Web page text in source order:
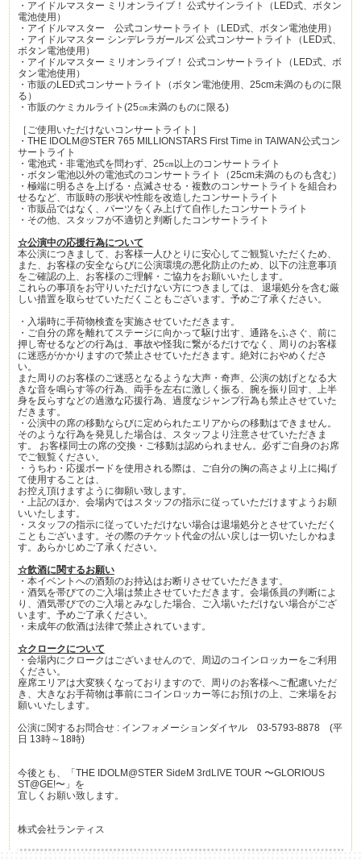
・アイドルマスター ミリオンライブ！ 公式サインライト（LED式、ボタン
電池使用）
・アイドルマスター 公式コンサートライト（LED式、ボタン電池使用）
・アイドルマスター シンデレラガールズ 公式コンサートライト（LED式、
ボタン電池使用）
・アイドルマスター ミリオンライブ！ 公式コンサートライト（LED式、ボ
タン電池使用）
・市販のLED式コンサートライト（ボタン電池使用、25cm未満のものに限
る）
・市販のケミカルライト(25㎝未満のものに限る)
［ご使用いただけないコンサートライト］
・THE IDOLM@STER 765 MILLIONSTARS First Time in TAIWAN公式コン
サートライト
・電池式・非電池式を問わず、25㎝以上のコンサートライト
・ボタン電池以外の電池式のコンサートライト（25cm未満のものも含む）
・極端に明るさを上げる・点滅させる・複数のコンサートライトを組合わ
せるなど、市販時の形状や性能を改造したコンサートライト
・市販品ではなく、パーツをくみ上げて自作したコンサートライト
・その他、スタッフが不適切と判断したコンサートライト
☆公演中の応援行為について
本公演につきまして、お客様一人ひとりに安心してご観覧いただくため、
また、お客様の安全ならびに公演環境の悪化防止のため、以下の注意事項
をご確認の上、お客様のご理解・ご協力をお願いいたします。
これらの事項をお守りいただけない方につきましては、 退場処分を含む厳
しい措置を取らせていただくこともございます。予めご了承ください。
・入場時に手荷物検査を実施させていただきます。
・ご自分の席を離れてステージに向かって駆け出す、通路をふさぐ、前に
押し寄せるなどの行為は、事故や怪我に繋がるだけでなく、周りのお客様
に迷惑がかかりますので禁止させていただきます。絶対におやめくださ
い。
また周りのお客様のご迷惑となるような大声・奇声、公演の妨げとなる大
きな音を鳴らす等の行為、両手を左右に激しく振る、腕を振り回す、上半
身を反らすなどの過激な応援行為、過度なジャンプ行為も禁止させていた
だきます。
・公演中の席の移動ならびに定められたエリアからの移動はできません。
そのような行為を発見した場合は、スタッフより注意させていただきま
す。 お客様同士の席の交換・ご移動は認められません。必ずご自身のお席
でご観覧ください。
・うちわ・応援ボードを使用される際は、ご自分の胸の高さより上に掲げ
て使用することは、
お控え頂けますように御願い致します。
・上記のほか、会場内ではスタッフの指示に従っていただけますようお願
いいたします。
・スタッフの指示に従っていただけない場合は退場処分とさせていただく
こともございます。その際のチケット代金の払い戻しは一切いたしかねま
す。あらかじめご了承ください。
☆飲酒に関するお願い
・本イベントへの酒類のお持込はお断りさせていただきます。
・酒気を帯びてのご入場は禁止させていただきます。会場係員の判断によ
り、酒気帯びでのご入場とみなした場合、ご入場いただけない場合がござ
います。予めご了承ください。
・未成年の飲酒は法律で禁止されています。
☆クロークについて
・会場内にクロークはございませんので、周辺のコインロッカーをご利用
ください。
座席エリアは大変狭くなっておりますので、周りのお客様へご配慮いただ
き、大きなお手荷物は事前にコインロッカー等にお預けの上、ご来場をお
願いいたします。
公演に関するお問合せ : インフォメーションダイヤル 03-5793-8878 (平
日 13時～18時)
今後とも、「THE IDOLM@STER SideM 3rdLIVE TOUR 〜GLORIOUS
ST@GE!〜」を
宜しくお願い致します。
株式会社ランティス